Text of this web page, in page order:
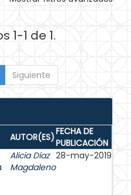
1-1 de 1.
Siguiente
AUTOR(ES)FECHA DE
PUBLICACIÓN
Alicia Díaz
Magdaleno
28-may-2019